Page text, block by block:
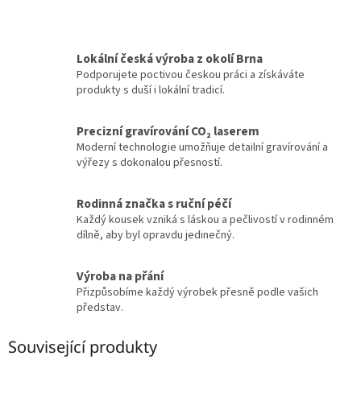
Lokální česká výroba z okolí Brna
Podporujete poctivou českou práci a získáváte
produkty s duší i lokální tradicí.
Precizní gravírování CO₂ laserem
Moderní technologie umožňuje detailní gravírování a
výřezy s dokonalou přesností.
Rodinná značka s ruční péčí
Každý kousek vzniká s láskou a pečlivostí v rodinném
dílně, aby byl opravdu jedinečný.
Výroba na přání
Přizpůsobíme každý výrobek přesně podle vašich
představ.
Související produkty